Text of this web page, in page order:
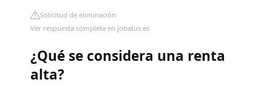
Solicitud de eliminación
Ver respuesta completa en jobatus.es
¿Qué se considera una renta
alta?